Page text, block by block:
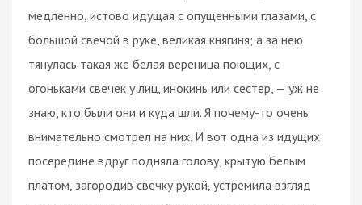
медленно, истово идущая с опущенными глазами, с
большой свечой в руке, великая княгиня; а за нею
тянулась такая же белая вереница поющих, с
огоньками свечек у лиц, инокинь или сестер, — уж не
знаю, кто были они и куда шли. Я почему-то очень
внимательно смотрел на них. И вот одна из идущих
посередине вдруг подняла голову, крытую белым
платом, загородив свечку рукой, устремила взгляд